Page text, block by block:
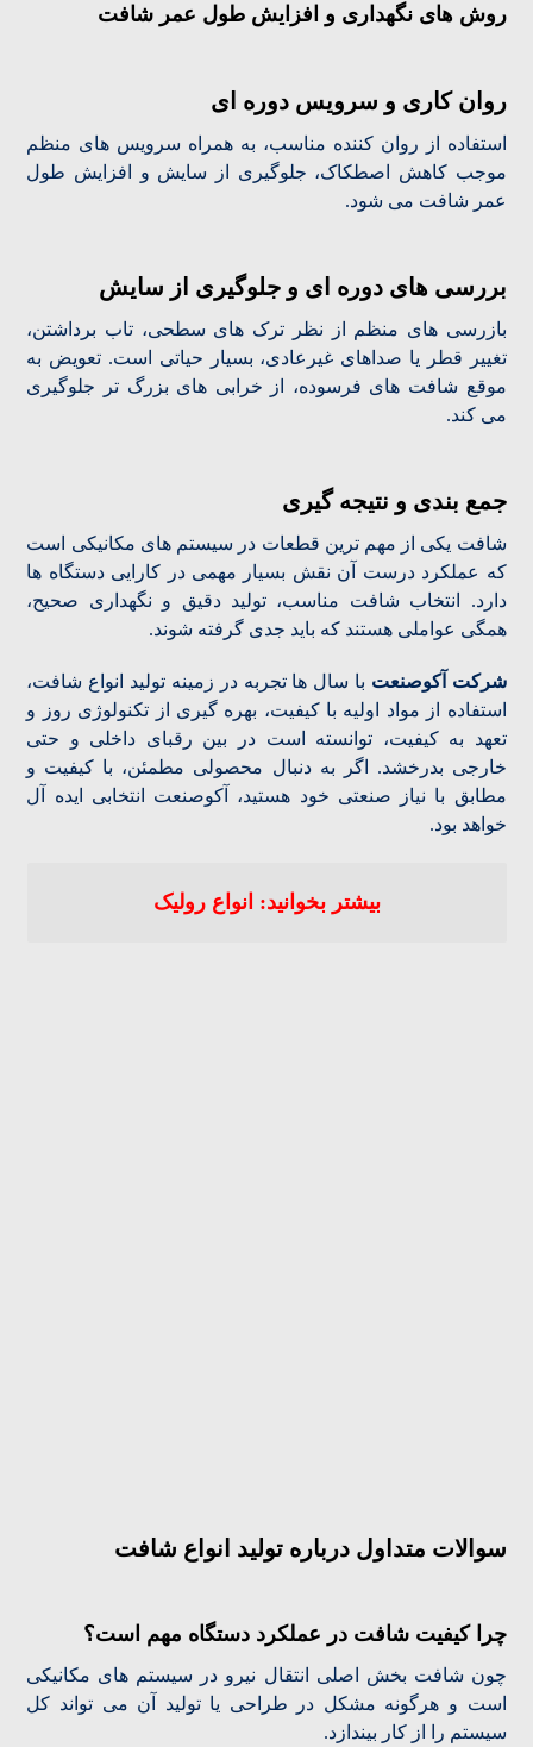
روش های نگهداری و افزایش طول عمر شافت
روان کاری و سرویس دوره ای
استفاده از روان کننده مناسب، به همراه سرویس های منظم
موجب کاهش اصطکاک، جلوگیری از سایش و افزایش طول
عمر شافت می شود.
بررسی های دوره ای و جلوگیری از سایش
بازرسی های منظم از نظر ترک های سطحی، تاب برداشتن،
تغییر قطر یا صداهای غیرعادی، بسیار حیاتی است. تعویض به
موقع شافت های فرسوده، از خرابی های بزرگ تر جلوگیری
می کند.
جمع بندی و نتیجه گیری
شافت یکی از مهم ترین قطعات در سیستم های مکانیکی است
که عملکرد درست آن نقش بسیار مهمی در کارایی دستگاه ها
دارد. انتخاب شافت مناسب، تولید دقیق و نگهداری صحیح،
همگی عواملی هستند که باید جدی گرفته شوند.
شرکت آکوصنعت با سال ها تجربه در زمینه تولید انواع شافت،
استفاده از مواد اولیه با کیفیت، بهره گیری از تکنولوژی روز و
تعهد به کیفیت، توانسته است در بین رقبای داخلی و حتی
خارجی بدرخشد. اگر به دنبال محصولی مطمئن، با کیفیت و
مطابق با نیاز صنعتی خود هستید، آکوصنعت انتخابی ایده آل
خواهد بود.
بیشتر بخوانید: انواع رولیک
سوالات متداول درباره تولید انواع شافت
چرا کیفیت شافت در عملکرد دستگاه مهم است؟
چون شافت بخش اصلی انتقال نیرو در سیستم های مکانیکی
است و هرگونه مشکل در طراحی یا تولید آن می تواند کل
سیستم را از کار بیندازد.